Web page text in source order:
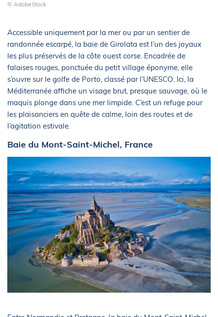
© AdobeStock
Accessible uniquement par la mer ou par un sentier de
randonnée escarpé, la baie de Girolata est l’un des joyaux
les plus préservés de la côte ouest corse. Encadrée de
falaises rouges, ponctuée du petit village éponyme, elle
s’ouvre sur le golfe de Porto, classé par l’UNESCO. Ici, la
Méditerranée affiche un visage brut, presque sauvage, où le
maquis plonge dans une mer limpide. C’est un refuge pour
les plaisanciers en quête de calme, loin des routes et de
l’agitation estivale.
Baie du Mont-Saint-Michel, France